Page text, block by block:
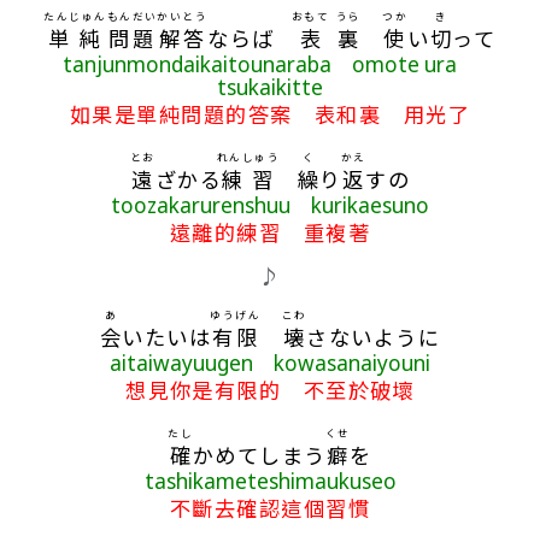
単純
たんじゅん
問題
もんだい
解答
かいとう
ならば 表
おもて
裏
うら
使
つか
い切
き
って
tanjunmondaikaitounaraba omote ura
tsukaikitte
如果是單純問題的答案 表和裏 用光了
遠
とお
ざかる練習
れんしゅう
繰
く
り 返
かえ
すの
toozakarurenshuu kurikaesuno
遠離的練習 重複著
♪
会
あ
いたいは有限
ゆうげん
壊
こわ
さないように
aitaiwayuugen kowasanaiyouni
想見你是有限的 不至於破壞
確
たし
かめてしまう 癖
くせ
を
tashikameteshimaukuseo
不斷去確認這個習慣